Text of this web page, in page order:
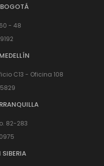
- 48
C13 - Oficina 108
82-283